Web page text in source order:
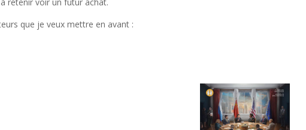
que je veux mettre en avant :